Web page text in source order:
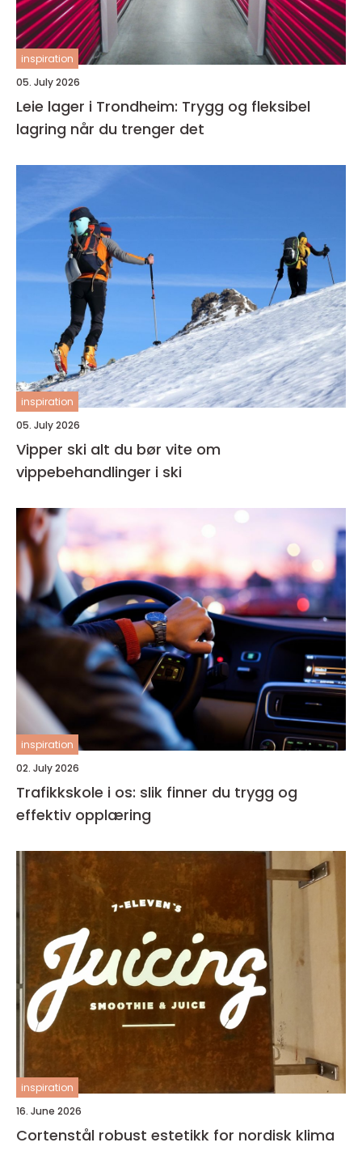
inspiration
05. July 2026
Leie lager i Trondheim: Trygg og fleksibel
lagring når du trenger det
inspiration
05. July 2026
Vipper ski alt du bør vite om
vippebehandlinger i ski
inspiration
02. July 2026
Trafikkskole i os: slik finner du trygg og
effektiv opplæring
inspiration
16. June 2026
Cortenstål robust estetikk for nordisk klima